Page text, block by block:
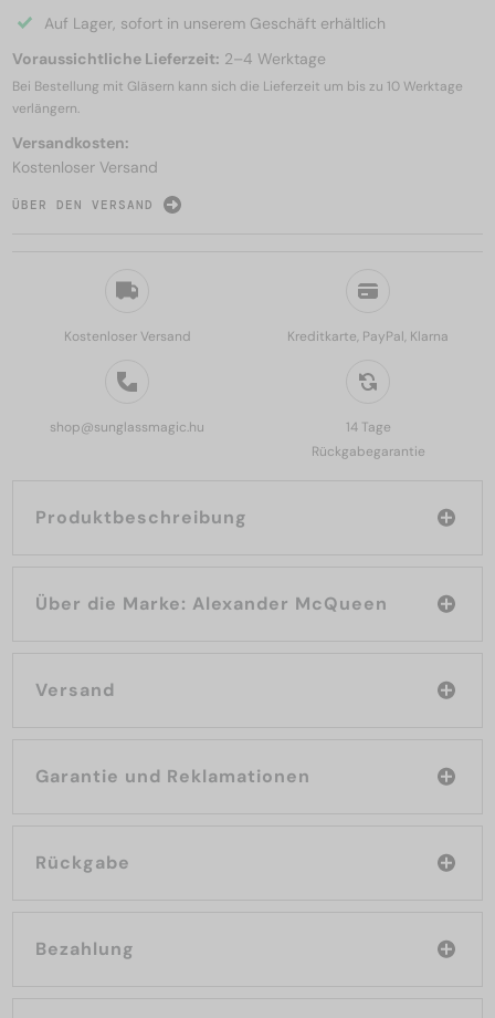
Kostenloser Versand Kreditkarte, PayPal, Klarna
shop@sunglassmagic.hu
14 Tage
Rückgabegarantie
Produktbeschreibung
Über die Marke: Alexander McQueen
Versand
Garantie und Reklamationen
Rückgabe
Bezahlung
Auf Lager, sofort in unserem Geschäft erhältlich
Voraussichtliche Lieferzeit: 2–4 Werktage
Bei Bestellung mit Gläsern kann sich die Lieferzeit um bis zu 10 Werktage
verlängern.
Versandkosten:
Kostenloser Versand
ÜBER DEN VERSAND